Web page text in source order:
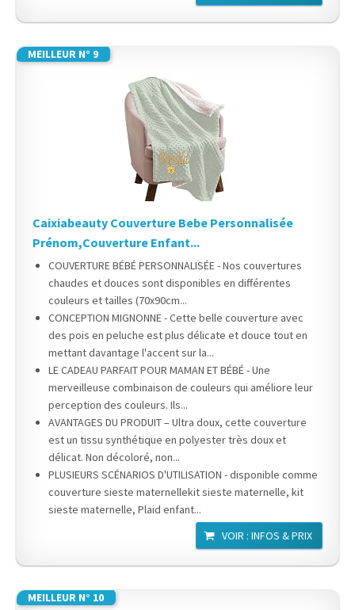
MEILLEUR N° 9
Caixiabeauty Couverture Bebe Personnalisée
Prénom,Couverture Enfant...
COUVERTURE BÉBÉ PERSONNALISÉE - Nos couvertures
chaudes et douces sont disponibles en différentes
couleurs et tailles (70x90cm...
CONCEPTION MIGNONNE - Cette belle couverture avec
des pois en peluche est plus délicate et douce tout en
mettant davantage l'accent sur la...
LE CADEAU PARFAIT POUR MAMAN ET BÉBÉ - Une
merveilleuse combinaison de couleurs qui améliore leur
perception des couleurs. Ils...
AVANTAGES DU PRODUIT – Ultra doux, cette couverture
est un tissu synthétique en polyester très doux et
délicat. Non décoloré, non...
PLUSIEURS SCÉNARIOS D'UTILISATION - disponible comme
couverture sieste maternellekit sieste maternelle, kit
sieste maternelle, Plaid enfant...
VOIR : INFOS & PRIX
MEILLEUR N° 10